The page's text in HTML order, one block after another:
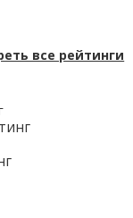
все рейтинги